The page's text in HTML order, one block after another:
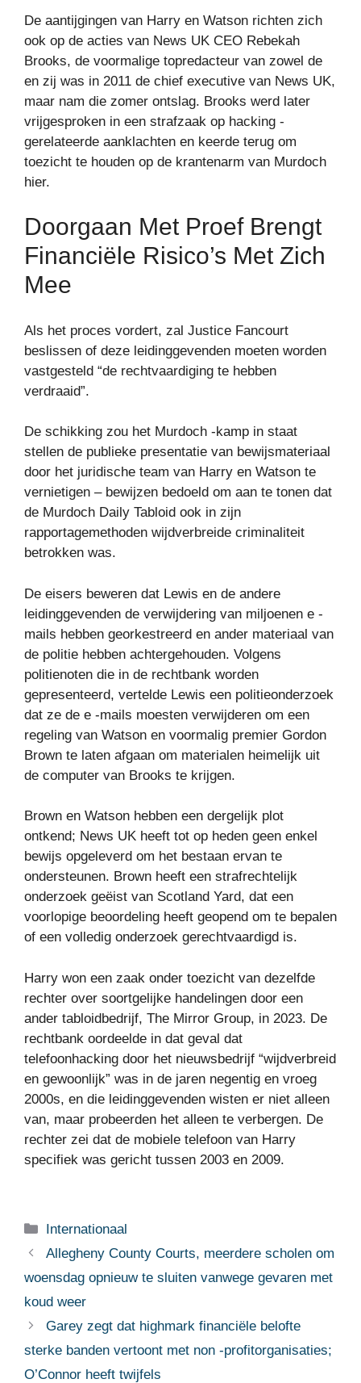
De aantijgingen van Harry en Watson richten zich
ook op de acties van News UK CEO Rebekah
Brooks, de voormalige topredacteur van zowel de
en zij was in 2011 de chief executive van News UK,
maar nam die zomer ontslag. Brooks werd later
vrijgesproken in een strafzaak op hacking -
gerelateerde aanklachten en keerde terug om
toezicht te houden op de krantenarm van Murdoch
hier.
Doorgaan Met Proef Brengt
Financiële Risico’s Met Zich
Mee
Als het proces vordert, zal Justice Fancourt
beslissen of deze leidinggevenden moeten worden
vastgesteld “de rechtvaardiging te hebben
verdraaid”.
De schikking zou het Murdoch -kamp in staat
stellen de publieke presentatie van bewijsmateriaal
door het juridische team van Harry en Watson te
vernietigen – bewijzen bedoeld om aan te tonen dat
de Murdoch Daily Tabloid ook in zijn
rapportagemethoden wijdverbreide criminaliteit
betrokken was.
De eisers beweren dat Lewis en de andere
leidinggevenden de verwijdering van miljoenen e -
mails hebben georkestreerd en ander materiaal van
de politie hebben achtergehouden. Volgens
politienoten die in de rechtbank worden
gepresenteerd, vertelde Lewis een politieonderzoek
dat ze de e -mails moesten verwijderen om een ​​
regeling van Watson en voormalig premier Gordon
Brown te laten afgaan om materialen heimelijk uit
de computer van Brooks te krijgen.
Brown en Watson hebben een dergelijk plot
ontkend; News UK heeft tot op heden geen enkel
bewijs opgeleverd om het bestaan ​​ervan te
ondersteunen. Brown heeft een strafrechtelijk
onderzoek geëist van Scotland Yard, dat een
voorlopige beoordeling heeft geopend om te bepalen
of een volledig onderzoek gerechtvaardigd is.
Harry won een zaak onder toezicht van dezelfde
rechter over soortgelijke handelingen door een
ander tabloidbedrijf, The Mirror Group, in 2023. De
rechtbank oordeelde in dat geval dat
telefoonhacking door het nieuwsbedrijf “wijdverbreid
en gewoonlijk” was in de jaren negentig en vroeg
2000s, en die leidinggevenden wisten er niet alleen
van, maar probeerden het alleen te verbergen. De
rechter zei dat de mobiele telefoon van Harry
specifiek was gericht tussen 2003 en 2009.
Categorieën
Internationaal
Allegheny County Courts, meerdere scholen om
woensdag opnieuw te sluiten vanwege gevaren met
koud weer
Garey zegt dat highmark financiële belofte
sterke banden vertoont met non -profitorganisaties;
O’Connor heeft twijfels